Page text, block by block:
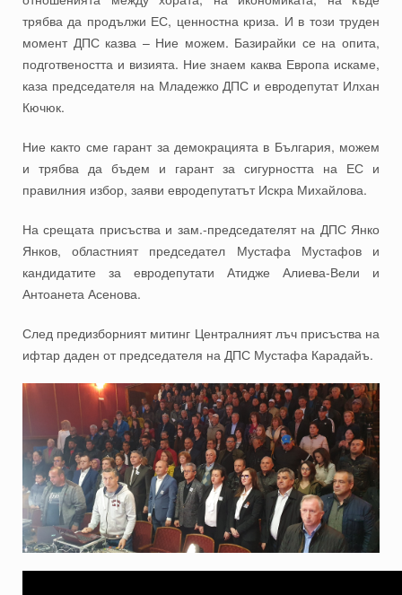
трябва да продължи ЕС, ценностна криза. И в този труден
момент ДПС казва – Ние можем. Базирайки се на опита,
подготвеността и визията. Ние знаем каква Европа искаме,
каза председателя на Младежко ДПС и евродепутат Илхан
Кючюк.
Ние както сме гарант за демокрацията в България, можем
и трябва да бъдем и гарант за сигурността на ЕС и
правилния избор, заяви евродепутатът Искра Михайлова.
На срещата присъства и зам.-председателят на ДПС Янко
Янков, областният председател Мустафа Мустафов и
кандидатите за евродепутати Атидже Алиева-Вели и
Антоанета Асенова.
След предизборният митинг Централният лъч присъства на
ифтар даден от председателя на ДПС Мустафа Карадайъ.